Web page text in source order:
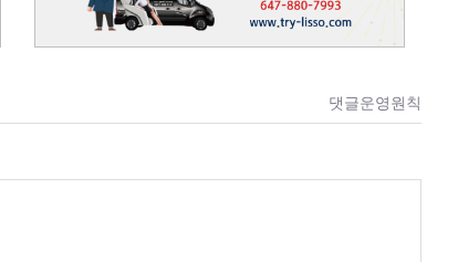
댓글운영원칙